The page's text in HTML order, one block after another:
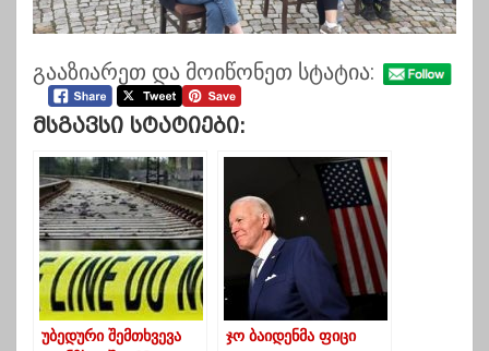
გააზიარეთ და მოიწონეთ სტატია:
Მსგავსი Სტატიები:
უბედური შემთხვევა
ჯო ბაიდენმა ფიცი